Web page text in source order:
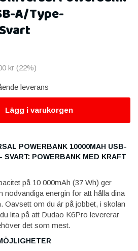
A/Type-
kr (22%)
leverans
Lägg i varukorgen
POWERBANK 10000MAH USB-
POWERBANK MED KRAFT
på 10 000mAh (37 Wh) ger
nödvändiga energin för att hålla dina
Oavsett om du är på jobbet, i skolan
lita på att Dudao K6Pro levererar
det som mest.